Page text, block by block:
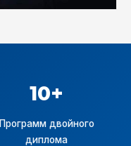
10+
Программ двойного
диплома